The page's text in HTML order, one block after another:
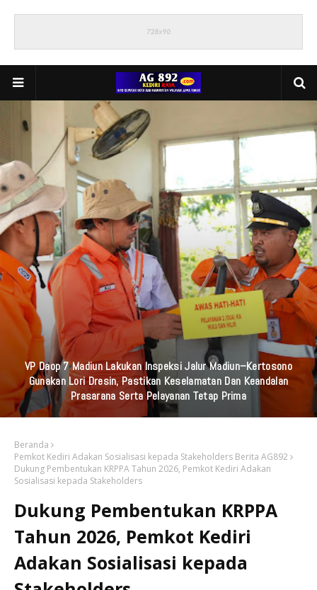
Komunitas UKM Ganesha Gelar Baksos Bersama, Bapenda Kab
Kediri, Universitas Strada Indonesia Dan STIKES Karya Husada.di
Rumah Lansia Pare
Beranda
Pemkot Kediri Adakan Sosialisasi kepada Stakeholders Berita AG892
Dukung Pembentukan KRPPA Tahun 2026, Pemkot Kediri Adakan
Sosialisasi kepada Stakeholders
Dukung Pembentukan KRPPA
Tahun 2026, Pemkot Kediri
Adakan Sosialisasi kepada